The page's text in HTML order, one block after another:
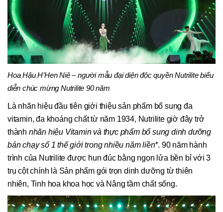
Hoa Hậu H’Hen Niê – người mẫu đại diện độc quyền Nutrilite biểu
diễn chúc mừng Nutrilite 90 năm
Là nhãn hiệu đầu tiên giới thiệu sản phẩm bổ sung đa
vitamin, đa khoáng chất từ năm 1934, Nutrilite giờ đây trở
thành nhãn hiệu Vitamin và thực phẩm bổ sung dinh dưỡng
bán chạy số 1 thế giới trong nhiều năm liền*. 90 năm hành
trình của Nutrilite được hun đúc bằng ngọn lửa bền bỉ với 3
trụ cột chính là Sản phẩm gói trọn dinh dưỡng từ thiên
nhiên, Tinh hoa khoa học và Nâng tầm chất sống.